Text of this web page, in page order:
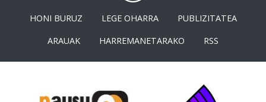
HONI BURUZ LEGE OHARRA
PUBLIZITATEA
ARAUAK
HARREMANETARAKO RSS